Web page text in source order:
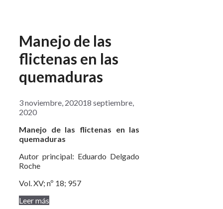
Manejo de las
flictenas en las
quemaduras
3 noviembre, 202018 septiembre,
2020
Manejo de las flictenas en las
quemaduras
Autor principal: Eduardo Delgado
Roche
Vol. XV; nº 18; 957
Leer más